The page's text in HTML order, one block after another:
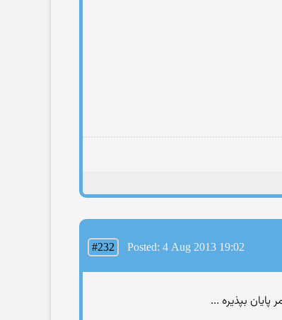
#232 Posted: 4 Aug 2013 19:02